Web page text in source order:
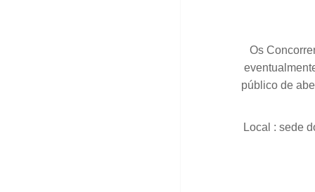
Os
público de
Local : sede